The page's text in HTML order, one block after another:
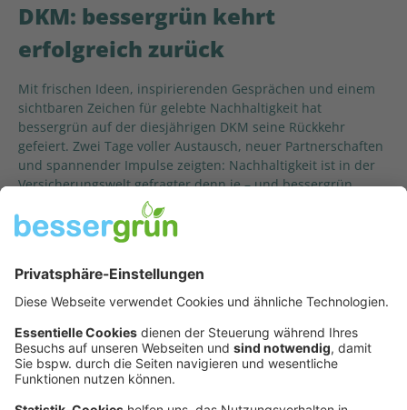
DKM: bessergrün kehrt
erfolgreich zurück
4. November 2025
15:30
Mit frischen Ideen, inspirierenden Gesprächen und einem
sichtbaren Zeichen für gelebte Nachhaltigkeit hat
bessergrün auf der diesjährigen DKM seine Rückkehr
gefeiert. Zwei Tage voller Austausch, neuer Partnerschaften
und spannender Impulse zeigten: Nachhaltigkeit ist in der
Versicherungswelt gefragter denn je – und bessergrün
gestaltet diesen Wandel aktiv mit